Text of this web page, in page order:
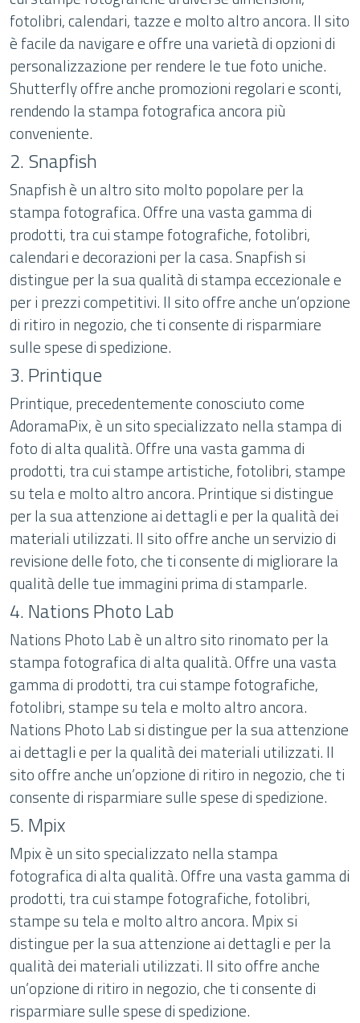
fotolibri, calendari, tazze e molto altro ancora. Il sito
è facile da navigare e offre una varietà di opzioni di
personalizzazione per rendere le tue foto uniche.
Shutterfly offre anche promozioni regolari e sconti,
rendendo la stampa fotografica ancora più
conveniente.
2. Snapfish
Snapfish è un altro sito molto popolare per la
stampa fotografica. Offre una vasta gamma di
prodotti, tra cui stampe fotografiche, fotolibri,
calendari e decorazioni per la casa. Snapfish si
distingue per la sua qualità di stampa eccezionale e
per i prezzi competitivi. Il sito offre anche un’opzione
di ritiro in negozio, che ti consente di risparmiare
sulle spese di spedizione.
3. Printique
Printique, precedentemente conosciuto come
AdoramaPix, è un sito specializzato nella stampa di
foto di alta qualità. Offre una vasta gamma di
prodotti, tra cui stampe artistiche, fotolibri, stampe
su tela e molto altro ancora. Printique si distingue
per la sua attenzione ai dettagli e per la qualità dei
materiali utilizzati. Il sito offre anche un servizio di
revisione delle foto, che ti consente di migliorare la
qualità delle tue immagini prima di stamparle.
4. Nations Photo Lab
Nations Photo Lab è un altro sito rinomato per la
stampa fotografica di alta qualità. Offre una vasta
gamma di prodotti, tra cui stampe fotografiche,
fotolibri, stampe su tela e molto altro ancora.
Nations Photo Lab si distingue per la sua attenzione
ai dettagli e per la qualità dei materiali utilizzati. Il
sito offre anche un’opzione di ritiro in negozio, che ti
consente di risparmiare sulle spese di spedizione.
5. Mpix
Mpix è un sito specializzato nella stampa
fotografica di alta qualità. Offre una vasta gamma di
prodotti, tra cui stampe fotografiche, fotolibri,
stampe su tela e molto altro ancora. Mpix si
distingue per la sua attenzione ai dettagli e per la
qualità dei materiali utilizzati. Il sito offre anche
un’opzione di ritiro in negozio, che ti consente di
risparmiare sulle spese di spedizione.